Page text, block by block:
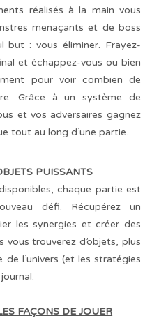
réalisés à la main vous
menaçants et de boss
but : vous éliminer. Frayez-
et échappez-vous ou bien
pour voir combien de
Grâce à un système de
et vos adversaires gagnez
tout au long d’une partie.
PUISSANTS
chaque partie est
défi. Récupérez un
les synergies et créer des
vous trouverez d’objets, plus
de l’univers (et les stratégies
FAÇONS DE JOUER